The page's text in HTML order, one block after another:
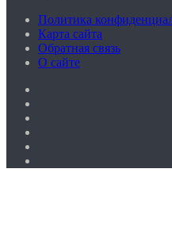
Политика
Карта сайта
Обратная связь
О сайте